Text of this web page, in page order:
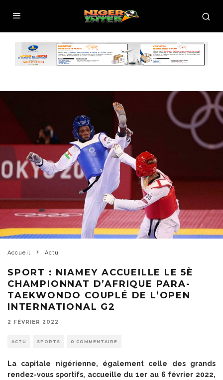
Accueil Actu
SPORT : NIAMEY ACCUEILLE LE 5È
CHAMPIONNAT D’AFRIQUE PARA-
TAEKWONDO COUPLÉ DE L’OPEN
INTERNATIONAL G2
2 FÉVRIER 2022
ACTU SPORTS 0 COMMENTAIRE
La capitale nigérienne, également celle des grands
rendez-vous sportifs, accueille du 1er au 6 février 2022,